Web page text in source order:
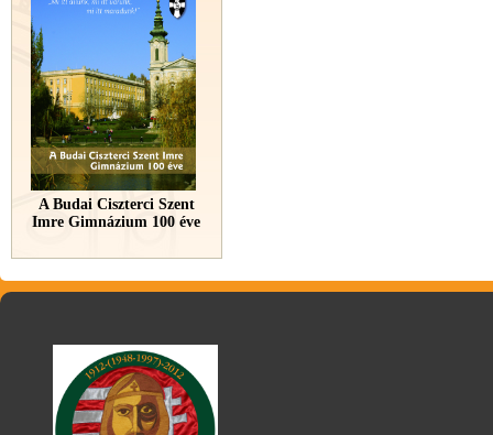
A Budai Ciszterci Szent
Imre Gimnázium 100 éve